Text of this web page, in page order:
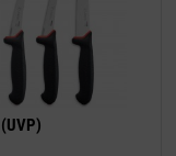
(UVP)